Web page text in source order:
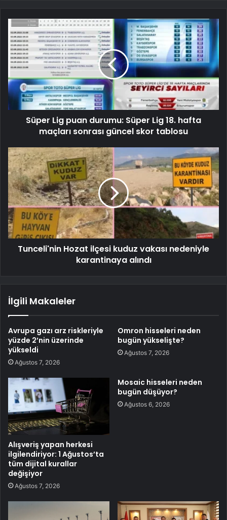
Süper Lig puan durumu: Süper Lig 18. hafta
maçları sonrası güncel skor tablosu
Tunceli'nin Hozat ilçesi kuduz vakası nedeniyle
karantinaya alındı
İlgili Makaleler
Avrupa gazı arz riskleriyle
yüzde 2’nin üzerinde
yükseldi
Ağustos 7, 2026
Omron hisseleri neden
bugün yükselişte?
Ağustos 7, 2026
Alışveriş yapan herkesi
ilgilendiriyor: 1 Ağustos’ta
tüm dijital kurallar
değişiyor
Ağustos 7, 2026
Mosaic hisseleri neden
bugün düşüyor?
Ağustos 6, 2026